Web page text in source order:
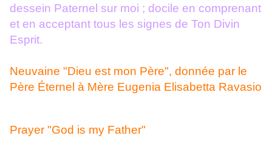
dessein Paternel sur moi ; docile en comprenant
et en acceptant tous les signes de Ton Divin
Esprit.
Neuvaine "Dieu est mon Père", donnée par le
Père Éternel à Mère Eugenia Elisabetta Ravasio
Prayer "God is my Father"